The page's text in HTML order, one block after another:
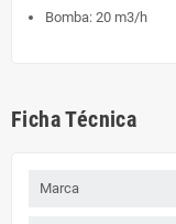
Bomba: 20 m3/h
Ficha Técnica
Marca